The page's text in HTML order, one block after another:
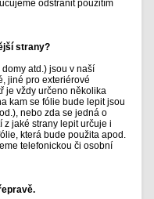
odstranit použitím
strany?
atd.) jsou v naší
jiné pro exteriérové
je vždy určeno několika
kam se fólie bude lepit jsou
nebo zda se jedná o
jaké strany lepit určuje i
která bude použita apod.
telefonickou či osobní